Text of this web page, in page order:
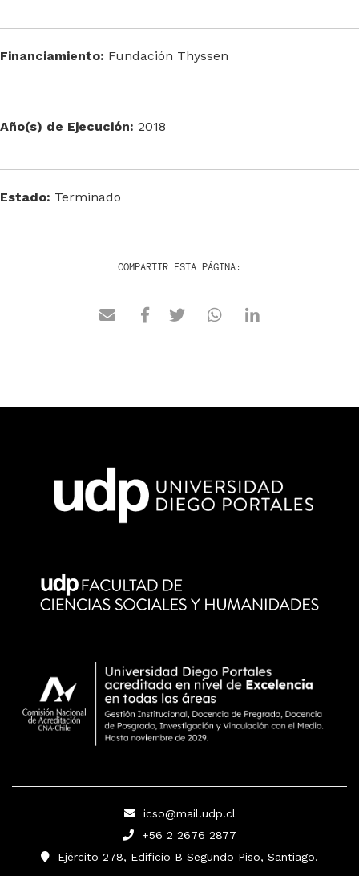
Financiamiento: Fundación Thyssen
Año(s) de Ejecución: 2018
Estado: Terminado
COMPARTIR ESTA PÁGINA:
icso@mail.udp.cl
+56 2 2676 2877
Ejército 278, Edificio B Segundo Piso, Santiago.